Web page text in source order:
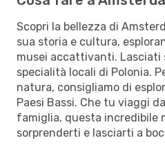
Scopri la bellezza di
sua storia e cultura,
musei accattivanti. Lasciati
specialità locali di Polonia.
natura, consigliamo di
Paesi Bassi. Che tu viaggi
famiglia, questa incredibile
sorprenderti e lasciarti a